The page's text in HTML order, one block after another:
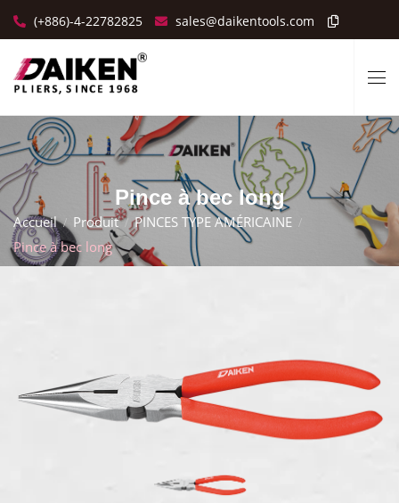
(+886)-4-22782825 sales@daikentools.com
Pince à bec long
Accueil Produit
PINCES TYPE AMÉRICAINE
Pince à bec long